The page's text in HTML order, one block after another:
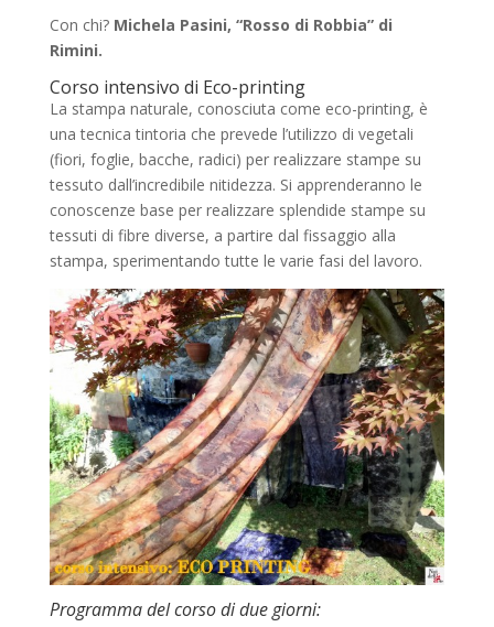
Con chi? Michela Pasini, “Rosso di Robbia” di
Rimini.
Corso intensivo di Eco-printing
La stampa naturale, conosciuta come eco-printing, è
una tecnica tintoria che prevede l’utilizzo di vegetali
(fiori, foglie, bacche, radici) per realizzare stampe su
tessuto dall’incredibile nitidezza. Si apprenderanno le
conoscenze base per realizzare splendide stampe su
tessuti di fibre diverse, a partire dal fissaggio alla
stampa, sperimentando tutte le varie fasi del lavoro.
Programma del corso di due giorni: